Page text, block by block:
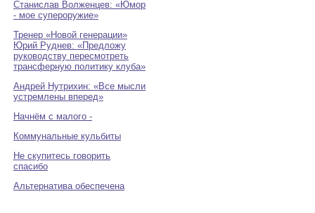
Станислав Волженцев: «Юмор
- мое супероружие»
Тренер «Новой генерации»
Юрий Руднев: «Предложу
руководству пересмотреть
трансферную политику клуба»
Андрей Нутрихин: «Все мысли
устремлены вперед»
Начнём с малого -
Коммунальные кульбиты
Не скупитесь говорить
спасибо
Альтернатива обеспечена